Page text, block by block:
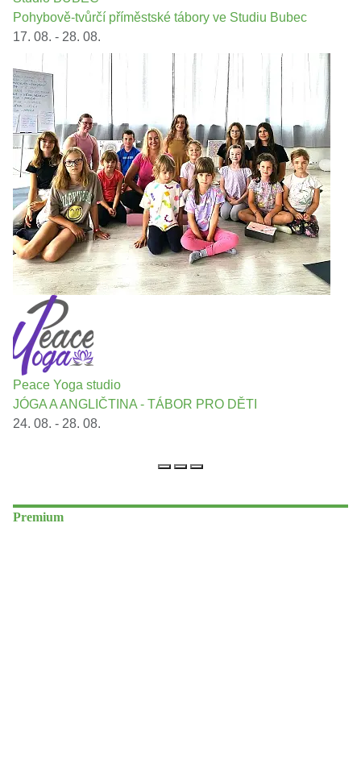
Pohybově-tvůrčí příměstské tábory ve Studiu Bubec
17. 08. - 28. 08.
Peace Yoga studio
JÓGA A ANGLIČTINA - TÁBOR PRO DĚTI
24. 08. - 28. 08.
Premium